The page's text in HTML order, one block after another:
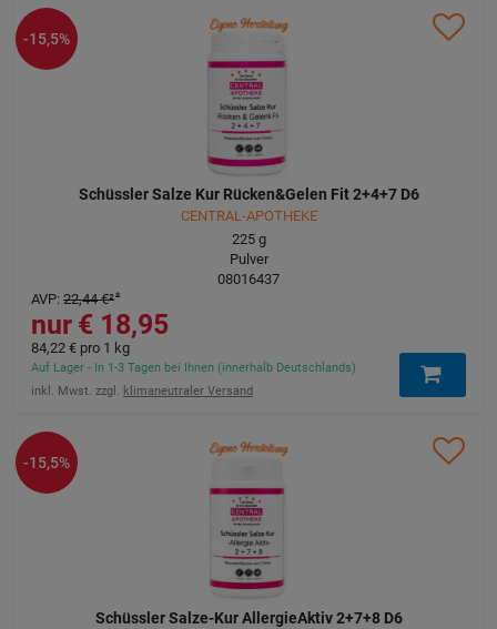
Schüssler Salze Kur Rücken&Gelen Fit 2+4+7 D6
CENTRAL-APOTHEKE
225g
Pulver
08016437
18,95 €
AVP: 22,44 €²
Auf Lager - In 1-3 Tagen bei Ihnen (innerhalb Deutschlands)
inkl. Mwst. zzgl. klimaneutraler Versand
84,22 € pro 1 kg
-15,5%
Schüssler Salze-Kur AllergieAktiv 2+7+8 D6
-15,5%